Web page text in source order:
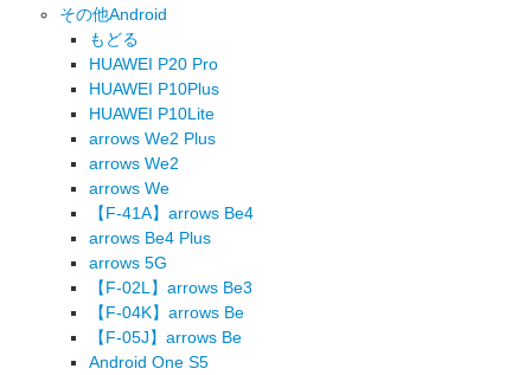
その他Android
もどる
HUAWEI P20 Pro
HUAWEI P10Plus
HUAWEI P10Lite
arrows We2 Plus
arrows We2
arrows We
【F-41A】arrows Be4
arrows Be4 Plus
arrows 5G
【F-02L】arrows Be3
【F-04K】arrows Be
【F-05J】arrows Be
Android One S5